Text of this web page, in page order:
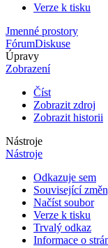
Verze k tisku
Jmenné prostory
FórumDiskuse
Úpravy
Zobrazení
Číst
Zobrazit zdroj
Zobrazit historii
Nástroje
Nástroje
Odkazuje sem
Související
Načíst soubor
Verze k tisku
Trvalý odkaz
Informace o